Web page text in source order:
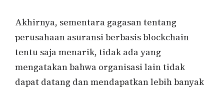
Akhirnya, sementara gagasan tentang
perusahaan asuransi berbasis blockchain
tentu saja menarik, tidak ada yang
mengatakan bahwa organisasi lain tidak
dapat datang dan mendapatkan lebih banyak